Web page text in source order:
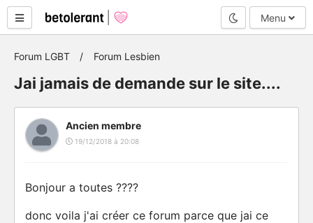
Mode nuit
Menu
Forum LGBT Forum Lesbien
Jai jamais de demande sur le site....
Ancien membre
19/12/2018 à 20:08
Bonjour a toutes ????
donc voila j'ai créer ce forum parce que jai ce